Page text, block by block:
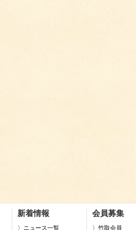
新着情報
〉ニュース一覧
会員募集
〉竹取会員